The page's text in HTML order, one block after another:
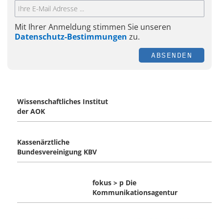
Mit Ihrer Anmeldung stimmen Sie unseren
Datenschutz-Bestimmungen zu.
ABSENDEN
Wissenschaftliches Institut
der AOK
Kassenärztliche
Bundesvereinigung KBV
fokus > p Die
Kommunikationsagentur